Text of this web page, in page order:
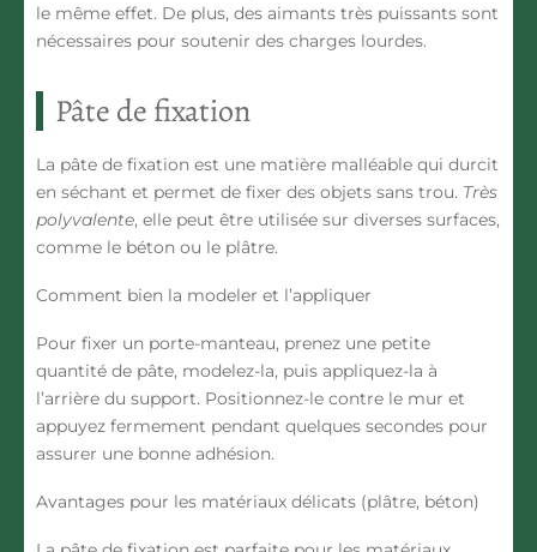
le même effet. De plus, des aimants très puissants sont
nécessaires pour soutenir des charges lourdes.
Pâte de fixation
La pâte de fixation est une matière malléable qui durcit
en séchant et permet de fixer des objets sans trou. Très
polyvalente, elle peut être utilisée sur diverses surfaces,
comme le béton ou le plâtre.
Comment bien la modeler et l’appliquer
Pour fixer un porte-manteau, prenez une petite
quantité de pâte, modelez-la, puis appliquez-la à
l’arrière du support. Positionnez-le contre le mur et
appuyez fermement pendant quelques secondes pour
assurer une bonne adhésion.
Avantages pour les matériaux délicats (plâtre, béton)